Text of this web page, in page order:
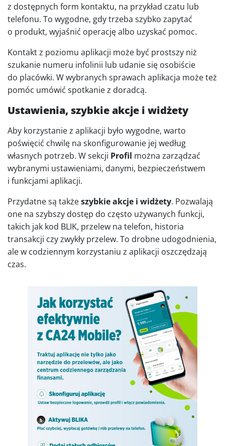
z dostępnych form kontaktu, na przykład czatu lub
telefonu. To wygodne, gdy trzeba szybko zapytać
o produkt, wyjaśnić operację albo uzyskać pomoc.
Kontakt z poziomu aplikacji może być prostszy niż
szukanie numeru infolinii lub udanie się osobiście
do placówki. W wybranych sprawach aplikacja może też
pomóc umówić spotkanie z doradcą.
Ustawienia, szybkie akcje i widżety
Aby korzystanie z aplikacji było wygodne, warto
poświęcić chwilę na skonfigurowanie jej według
własnych potrzeb. W sekcji Profil można zarządzać
wybranymi ustawieniami, danymi, bezpieczeństwem
i funkcjami aplikacji.
Przydatne są takżeszybkie akcje i widżety. Pozwalają
one na szybszy dostęp do często używanych funkcji,
takich jak kod BLIK, przelew na telefon, historia
transakcji czy zwykły przelew. To drobne udogodnienia,
ale w codziennym korzystaniu z aplikacji oszczędzają
czas.